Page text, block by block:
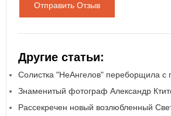
Отправить Отзыв
Другие статьи:
Солистка "НеАнгелов" переборщила с
Знаменитый фотограф Александр
Рассекречен новый возлюбленный